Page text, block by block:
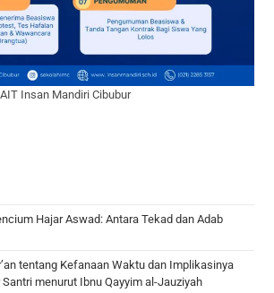
Insan Mandiri Cibubur
Hajar Aswad: Antara Tekad dan Adab
tentang Kefanaan Waktu dan Implikasinya
menurut Ibnu Qayyim al-Jauziyah